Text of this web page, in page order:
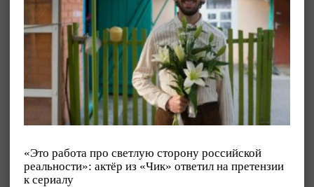
«Это работа про светлую сторону российской
реальности»: актёр из «Чик» ответил на претензии
к сериалу